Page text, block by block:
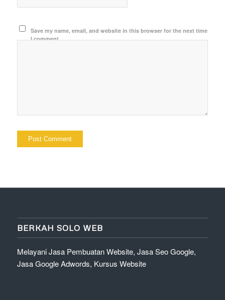
Save my name, email, and website in this browser for the next time
I comment.
BERKAH SOLO WEB
Melayani Jasa Pembuatan Website, Jasa Seo Google,
Jasa Google Adwords, Kursus Website